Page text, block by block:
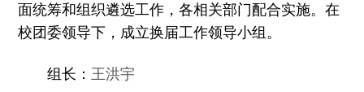
面统筹和组织遴选工作，各相关部门配合实施。在
校团委领导下，成立换届工作领导小组。
组长： 王洪宇